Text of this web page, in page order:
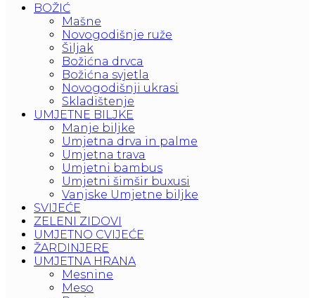
BOŽIĆ
Mašne
Novogodišnje ruže
Šiljak
Božićna drvca
Božićna svjetla
Novogodišnji ukrasi
Skladištenje
UMJETNE BILJKE
Manje biljke
Umjetna drva in palme
Umjetna trava
Umjetni bambus
Umjetni šimšir buxusi
Vanjske Umjetne biljke
SVIJEĆE
ZELENI ZIDOVI
UMJETNO CVIJEĆE
ŽARDINJERE
UMJETNA HRANA
Mesnine
Meso